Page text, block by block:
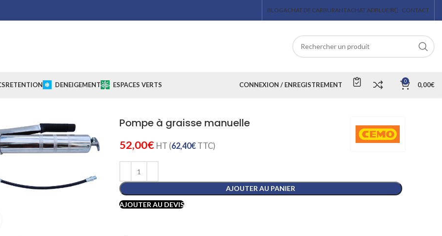
BLOGACHAT DE CARBURANTACHAT ADBLUE® CONTACT
RETENTION DENEIGEMENT ESPACES VERTS CONNEXION / ENREGISTREMENT 0 0,00€
Pompe à graisse manuelle
52,00€ HT (62,40€TTC)
AJOUTER AU PANIER
AJOUTER AU DEVIS